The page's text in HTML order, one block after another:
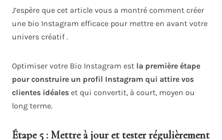
J’espère que cet article vous a montré comment créer
une bio Instagram efficace pour mettre en avant votre
univers créatif .
Optimiser votre Bio Instagram est la première étape
pour construire un profil Instagram qui attire vos
clientes idéales et qui convertit, à court, moyen ou
long terme.
Étape 5 : Mettre à jour et tester régulièrement